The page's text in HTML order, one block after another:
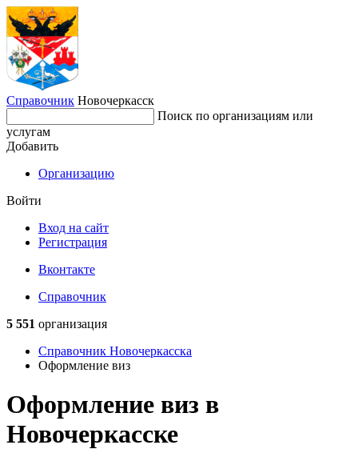
Справочник Новочеркасск
Поиск по организациям или
услугам
Добавить
Организацию
Войти
Вход на сайт
Регистрация
Вконтакте
Справочник
5 551 организация
Справочник Новочеркасска
Оформление виз
Оформление виз в
Новочеркасске